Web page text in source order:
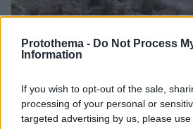
Protothema - Do Not Process
Information
If you wish to opt-out of the sale,
processing of your personal or
targeted advertising by us, please